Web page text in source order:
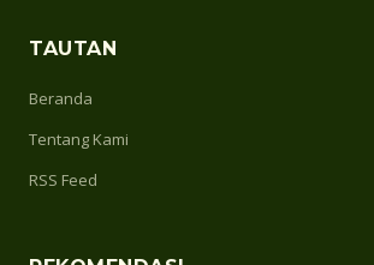
TAUTAN
Beranda
Tentang Kami
RSS Feed